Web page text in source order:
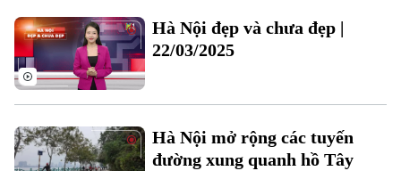
Chuyên mục
Hà Nội đẹp và chưa đẹp |
22/03/2025
Hà Nội mở rộng các tuyến
đường xung quanh hồ Tây